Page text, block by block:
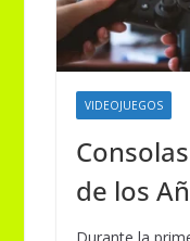
VIDEOJUEGOS
de los